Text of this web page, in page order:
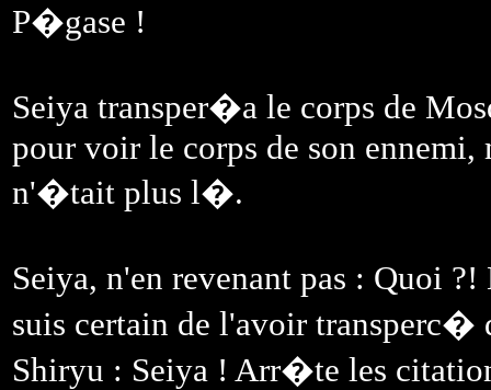
P�gase !
Seiya transper�a le corps de
pour voir le corps de son
n'�tait plus l�.
Seiya, n'en revenant pas : Quoi
suis certain de l'avoir transperc�
Shiryu : Seiya ! Arr�te les